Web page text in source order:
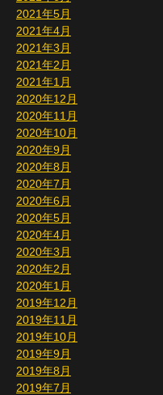
2021年5月
2021年4月
2021年3月
2021年2月
2021年1月
2020年12月
2020年11月
2020年10月
2020年9月
2020年8月
2020年7月
2020年6月
2020年5月
2020年4月
2020年3月
2020年2月
2020年1月
2019年12月
2019年11月
2019年10月
2019年9月
2019年8月
2019年7月